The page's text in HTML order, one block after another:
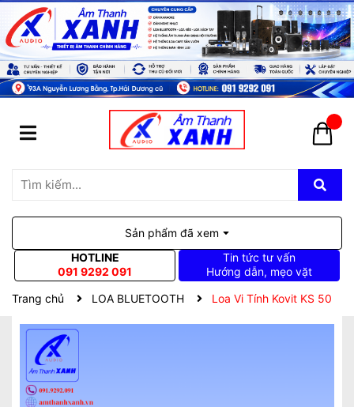
Sản phẩm đã xem
HOTLINE
091 9292 091
Tin tức tư vấn
Hướng dẫn, mẹo vặt
Trang chủ
LOA BLUETOOTH Loa Vi Tính Kovit KS 50